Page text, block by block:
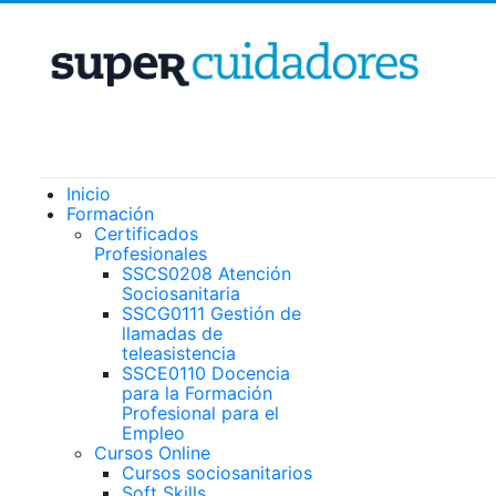
Inicio
Formación
Certificados
Profesionales
SSCS0208 Atención
Sociosanitaria
SSCG0111 Gestión de
llamadas de
teleasistencia
SSCE0110 Docencia
para la Formación
Profesional para el
Empleo
Cursos Online
Cursos sociosanitarios